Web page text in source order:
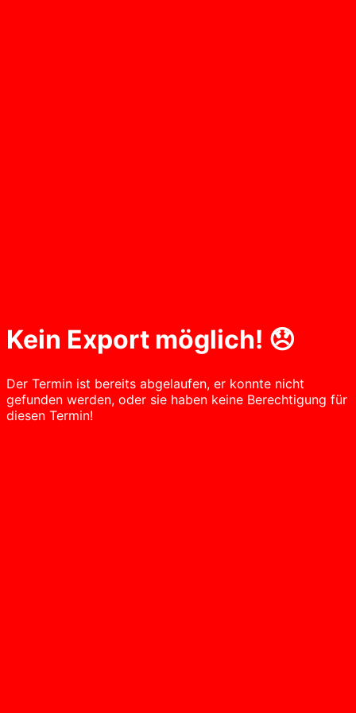
Kein Export möglich! 😞
Der Termin ist bereits abgelaufen, er konnte nicht
gefunden werden, oder sie haben keine Berechtigung für
diesen Termin!